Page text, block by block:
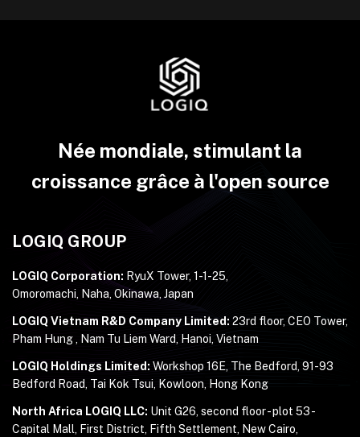
Née mondiale, stimulant la
croissance grâce à l'open source
LOGIQ GROUP
LOGIQ Corporation: RyuX Tower, 1-1-25,
Omoromachi, Naha, Okinawa, Japan
LOGIQ Vietnam R&D Company Limited: 23rd floor, CEO Tower,
Pham Hung , Nam Tu Liem Ward, Hanoi, Vietnam
LOGIQ Holdings Limited: Workshop 16E, The Bedford, 91-93
Bedford Road, Tai Kok Tsui, Kowloon, Hong Kong
North Africa LOGIQ LLC: Unit G26, second floor - plot 53 -
Capital Mall, First District, Fifth Settlement, New Cairo,